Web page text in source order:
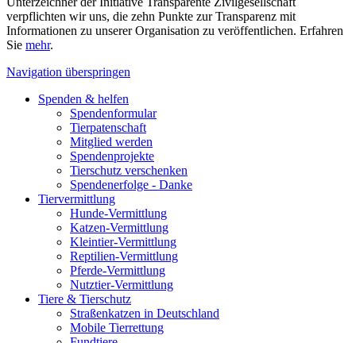
verpflichten wir uns, die zehn Punkte zur Transparenz mit
Informationen zu unserer Organisation zu veröffentlichen. Erfahren
Sie mehr.
Navigation überspringen
Spenden & helfen
Spendenformular
Tierpatenschaft
Mitglied werden
Spendenprojekte
Tierschutz verschenken
Spendenerfolge - Danke
Tiervermittlung
Hunde-Vermittlung
Katzen-Vermittlung
Kleintier-Vermittlung
Reptilien-Vermittlung
Pferde-Vermittlung
Nutztier-Vermittlung
Tiere & Tierschutz
Straßenkatzen in Deutschland
Mobile Tierrettung